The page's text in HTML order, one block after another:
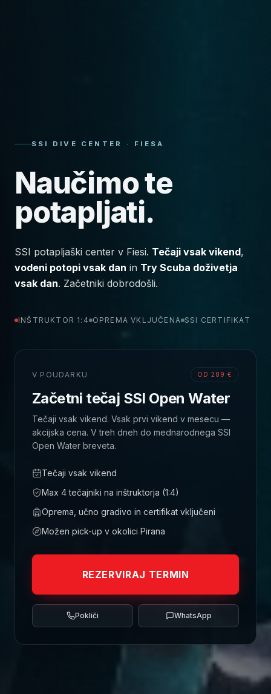
SSI DIVE CENTER · FIESA
Naučimo te
potapljati.
SSI potapljaški center v Fiesi. Tečaji vsak vikend,
vodeni potopi vsak dan in Try Scuba doživetja
vsak dan. Začetniki dobrodošli.
INŠTRUKTOR 1:4 OPREMA VKLJUČENA SSI CERTIFIKAT
V POUDARKU OD 289 €
Začetni tečaj SSI Open Water
Tečaji vsak vikend. Vsak prvi vikend v mesecu —
akcijska cena. V treh dneh do mednarodnega SSI
Open Water breveta.
Tečaji vsak vikend
Max 4 tečajniki na inštruktorja (1:4)
Oprema, učno gradivo in certifikat vključeni
Možen pick-up v okolici Pirana
REZERVIRAJ TERMIN
Pokliči WhatsApp